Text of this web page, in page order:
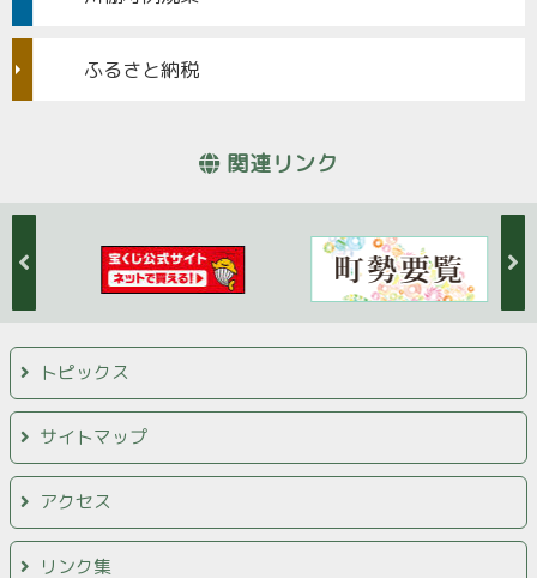
ふるさと納税
関連リンク
トピックス
サイトマップ
アクセス
リンク集